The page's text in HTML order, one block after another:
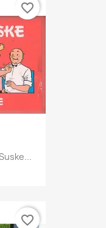
favorite_border
favorite_border